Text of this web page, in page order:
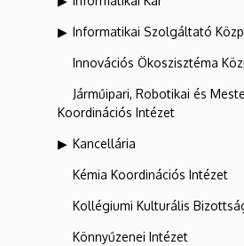
Informatikai Szolgáltató
Innovációs Ökoszisztéma
Járműipari, Robotikai és
Koordinációs Intézet
Kancellária
Kémia Koordinációs Intézet
Kollégiumi Kulturális
Könnyűzenei Intézet